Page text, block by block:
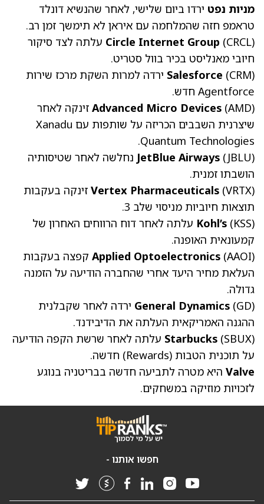
מניות נפט ירדו ביום שלישי, לאחר שהנשיא דונלד
טראמפ חזה שהמלחמה עם איראן לא תימשך זמן רב.
Circle Internet Group (CRCL)
עלתה לצד סיקור
חיובי מאנליסט בכיר בוול סטריט.
Salesforce (CRM)
ירדה למרות השקת מרכז שירות
Agentforce חדש.
Advanced Micro Devices (AMD)
זינקה לאחר
שיצרנית השבבים הכריזה על שותפות עם Xanadu
Quantum Technologies.
JetBlue Airways (JBLU)
נחלשה לאחר שטיסותיה
הושבתו זמנית.
Vertex Pharmaceuticals (VRTX)
זינקה בעקבות
תוצאות חיוביות מניסוי שלב 3.
Kohl’s (KSS)
עלתה לאחר דוח הרווחים האחרון של
קמעונאית האופנה.
Applied Optoelectronics (AAOI)
קפצה בעקבות
העלאת מחיר היעד אחרי שהחברה הודיעה על הזמנה
גדולה.
General Dynamics (GD)
ירדה לאחר שקבלנית
ההגנה האמריקאית העלתה את הדיבידנד.
Starbucks (SBUX)
עלתה לאחר שרשת הקפה הודיעה
על תוכנית הטבות (Rewards) חדשה.
Valve היא מטרה לתביעה חדשה בבריטניה בנוגע
לזכויות מוזיקה במשחקים.
חפשו אותנו -